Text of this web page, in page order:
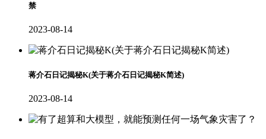
禁
2023-08-14
蒋介石日记揭秘K(关于蒋介石日记揭秘K简述)
2023-08-14